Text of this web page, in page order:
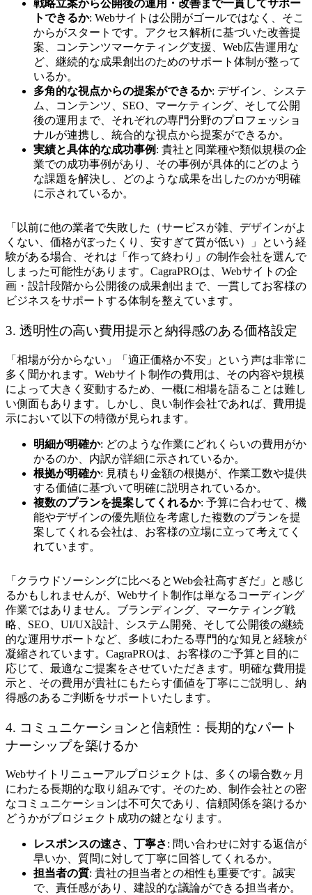
戦略立案から公開後の運用・改善まで一貫してサポー
トできるか: Webサイトは公開がゴールではなく、そこ
からがスタートです。アクセス解析に基づいた改善提
案、コンテンツマーケティング支援、Web広告運用な
ど、継続的な成果創出のためのサポート体制が整って
いるか。
多角的な視点からの提案ができるか: デザイン、システ
ム、コンテンツ、SEO、マーケティング、そして公開
後の運用まで、それぞれの専門分野のプロフェッショ
ナルが連携し、統合的な視点から提案ができるか。
実績と具体的な成功事例 : 貴社と同業種や類似規模の企
業での成功事例があり、その事例が具体的にどのよう
な課題を解決し、どのような成果を出したのかが明確
に示されているか。
「以前に他の業者で失敗した（サービスが雑、デザインがよ
くない、価格がぼったくり、安すぎて質が低い）」という経
験がある場合、それは「作って終わり」の制作会社を選んで
しまった可能性があります。CagraPROは、Webサイトの企
画・設計段階から公開後の成果創出まで、一貫してお客様の
ビジネスをサポートする体制を整えています。
3. 透明性の高い費用提示と納得感のある価格設定
「相場が分からない」「適正価格か不安」という声は非常に
多く聞かれます。Webサイト制作の費用は、その内容や規模
によって大きく変動するため、一概に相場を語ることは難し
い側面もあります。しかし、良い制作会社であれば、費用提
示において以下の特徴が見られます。
明細が明確か: どのような作業にどれくらいの費用がか
かるのか、内訳が詳細に示されているか。
根拠が明確か: 見積もり金額の根拠が、作業工数や提供
する価値に基づいて明確に説明されているか。
複数のプランを提案してくれるか: 予算に合わせて、機
能やデザインの優先順位を考慮した複数のプランを提
案してくれる会社は、お客様の立場に立って考えてく
れています。
「クラウドソーシングに比べるとWeb会社高すぎだ」と感じ
るかもしれませんが、Webサイト制作は単なるコーディング
作業ではありません。ブランディング、マーケティング戦
略、SEO、UI/UX設計、システム開発、そして公開後の継続
的な運用サポートなど、多岐にわたる専門的な知見と経験が
凝縮されています。CagraPROは、お客様のご予算と目的に
応じて、最適なご提案をさせていただきます。明確な費用提
示と、その費用が貴社にもたらす価値を丁寧にご説明し、納
得感のあるご判断をサポートいたします。
4. コミュニケーションと信頼性：長期的なパート
ナーシップを築けるか
Webサイトリニューアルプロジェクトは、多くの場合数ヶ月
にわたる長期的な取り組みです。そのため、制作会社との密
なコミュニケーションは不可欠であり、信頼関係を築けるか
どうかがプロジェクト成功の鍵となります。
レスポンスの速さ、丁寧さ: 問い合わせに対する返信が
早いか、質問に対して丁寧に回答してくれるか。
担当者の質: 貴社の担当者との相性も重要です。誠実
で、責任感があり、建設的な議論ができる担当者か。